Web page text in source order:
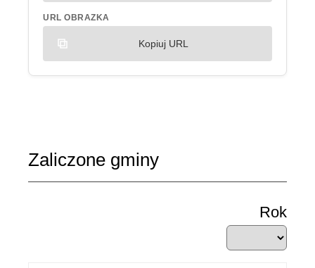
URL OBRAZKA
Kopiuj URL
Zaliczone gminy
Rok